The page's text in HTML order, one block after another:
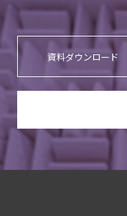
資料ダウンロード